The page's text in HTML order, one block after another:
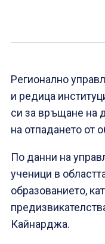
Регионално
и редица
си за връщане на
на отпадането от
По данни на
ученици в
образованието,
Кайнарджа.